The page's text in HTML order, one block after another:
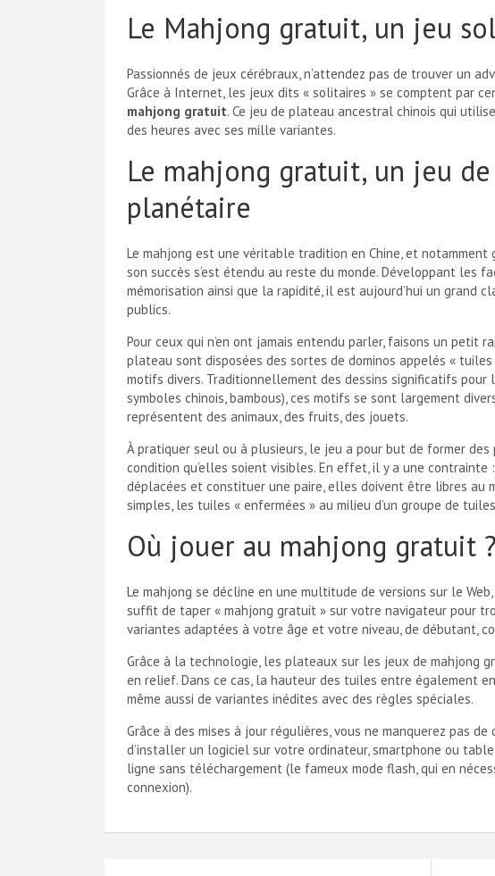
Le Mahjong gratuit, un jeu
Passionnés de jeux cérébraux, n’attendez pas de trouver un
Grâce à Internet, les jeux dits « solitaires » se comptent par
mahjong gratuit. Ce jeu de plateau ancestral chinois qui
des heures avec ses mille variantes.
Le mahjong gratuit, un jeu
planétaire
Le mahjong est une véritable tradition en Chine, et
son succès s’est étendu au reste du monde. Développant les
mémorisation ainsi que la rapidité, il est aujourd’hui un grand
publics.
Pour ceux qui n’en ont jamais entendu parler, faisons un petit
plateau sont disposées des sortes de dominos appelés «
motifs divers. Traditionnellement des dessins significatifs pour
symboles chinois, bambous), ces motifs se sont largement
représentent des animaux, des fruits, des jouets.
À pratiquer seul ou à plusieurs, le jeu a pour but de former
condition qu’elles soient visibles. En effet, il y a une
déplacées et constituer une paire, elles doivent être libres au
simples, les tuiles « enfermées » au milieu d’un groupe de
Où jouer au mahjong gratuit ?
Le mahjong se décline en une multitude de versions sur le
suffit de taper « mahjong gratuit » sur votre navigateur pour
variantes adaptées à votre âge et votre niveau, de débutant,
Grâce à la technologie, les plateaux sur les jeux de mahjong
en relief. Dans ce cas, la hauteur des tuiles entre également
même aussi de variantes inédites avec des règles spéciales.
Grâce à des mises à jour régulières, vous ne manquerez pas
d’installer un logiciel sur votre ordinateur, smartphone ou
ligne sans téléchargement (le fameux mode flash, qui en
connexion).